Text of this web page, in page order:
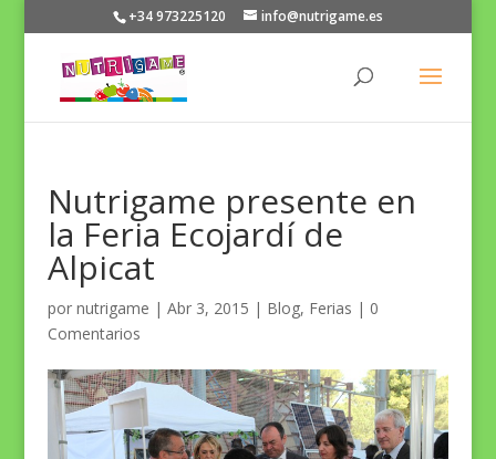
+34 973225120 info@nutrigame.es
Nutrigame presente en
la Feria Ecojardí de
Alpicat
por nutrigame | Abr 3, 2015 | Blog, Ferias | 0
Comentarios